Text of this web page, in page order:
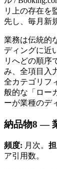
リ上の存在を
先し、毎月新
業務は伝統的
ディングに近
リへどの順序
み、全項目入
全カテゴリフ
般的な「ロー
ーが業種のデ
納品物8 —
頻度: 月次。
ア引用数。